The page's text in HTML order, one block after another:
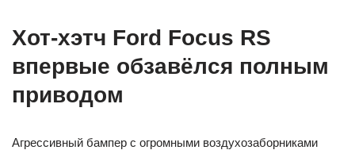
Хот-хэтч Ford Focus RS
впервые обзавёлся полным
приводом
Агрессивный бампер с огромными воздухозаборниками